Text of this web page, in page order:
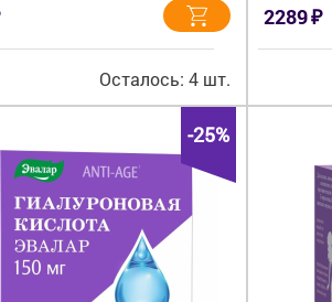
Осталось: 4 шт.
2289₽
-25%